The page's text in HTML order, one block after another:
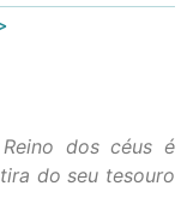
dos céus é
do seu tesouro